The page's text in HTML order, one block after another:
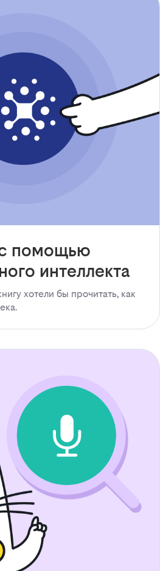
с помощью
интеллекта
хотели бы прочитать, как